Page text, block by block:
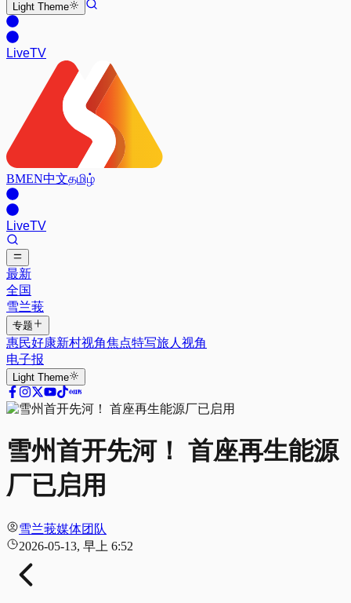
Light Theme
LiveTV
BMEN中文தமிழ்
LiveTV
最新
全国
雪兰莪
专题
惠民好康新村视角焦点特写旅人视角
电子报
Light Theme
雪州首开先河！ 首座再生能源
厂已启用
雪兰莪媒体团队
2026-05-13, 早上 6:52